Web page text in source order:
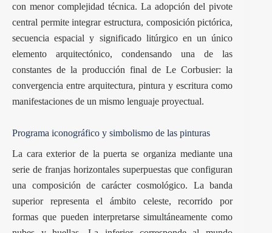
con menor complejidad técnica. La adopción del pivote
central permite integrar estructura, composición pictórica,
secuencia espacial y significado litúrgico en un único
elemento arquitectónico, condensando una de las
constantes de la producción final de Le Corbusier: la
convergencia entre arquitectura, pintura y escritura como
manifestaciones de un mismo lenguaje proyectual.
Programa iconográfico y simbolismo de las pinturas
La cara exterior de la puerta se organiza mediante una
serie de franjas horizontales superpuestas que configuran
una composición de carácter cosmológico. La banda
superior representa el ámbito celeste, recorrido por
formas que pueden interpretarse simultáneamente como